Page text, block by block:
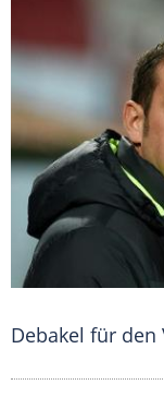
Debakel für